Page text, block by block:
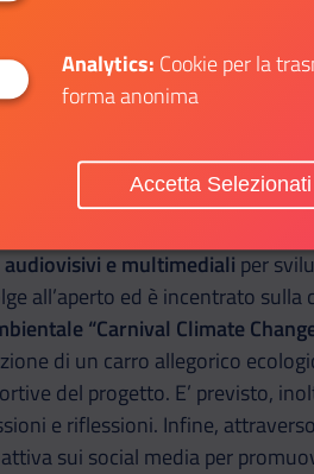
creare luoghi per l’aggregazione
ragazzi tra i 14 e i 34 anni. Le
fisica all’aperto e
e multimediali per
all’aperto ed è incentrato
“Carnival Climate
di un carro allegorico
del progetto. E’ previsto,
e riflessioni. Infine,
sui social media per
Analytics: Cookie per la
forma anonima
Accetta Selezionati